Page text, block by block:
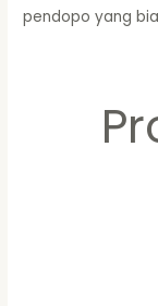
pendopo yang